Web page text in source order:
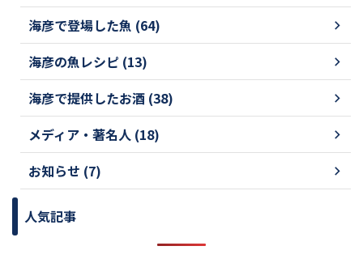
海彦で登場した魚 (64)
海彦の魚レシピ (13)
海彦で提供したお酒 (38)
メディア・著名人 (18)
お知らせ (7)
人気記事